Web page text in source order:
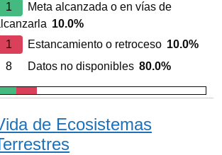
1
Meta alcanzada o en vías de
10.0%
1
Estancamiento o retroceso 10.0%
8
Datos no disponibles 80.0%
de Ecosistemas